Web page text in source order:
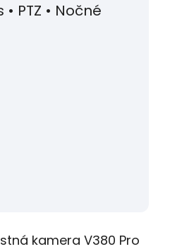
• PTZ • Nočné
kamera V380 Pro